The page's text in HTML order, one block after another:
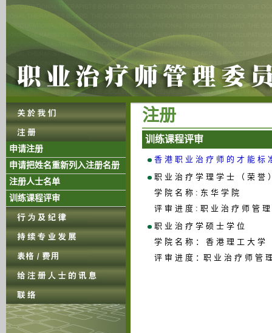
申请注册
申请把姓名重新列入注册名册
注册人士名单
训练课程评审
注 册
训 练 课 程 评 审
香 港 职 业 治 疗 师 的 才 能 标
职 业 治 疗 学 理 学 士 （ 荣 誉
学 院 名 称 : 东 华 学 院
评 审 进 度 : 职 业 治 疗 师 管
职 业 治 疗 学 硕 士 学 位
学 院 名 称 ： 香 港 理 工 大 学
评 审 进 度 ：职 业 治 疗 师 管